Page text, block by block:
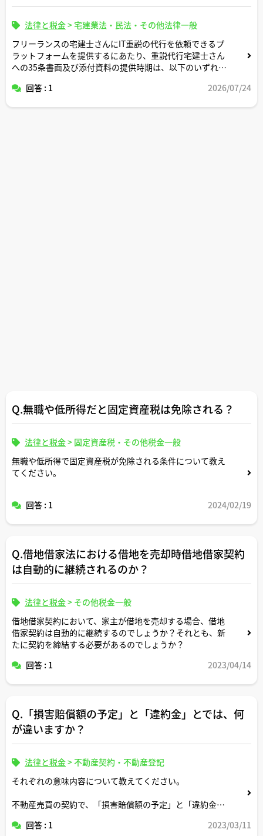
法律と税金>宅建業法・民法・その他法律一般
フリーランスの宅建士さんにIT重説の代行を依頼できるプ
ラットフォームを提供するにあたり、重説代行宅建士さん
への35条書面及び添付資料の提供時期は、以下のいずれの
いたします。
回答 : 1 2026/07/24
Q.無職や低所得だと固定資産税は免除される？
法律と税金> 固定資産税・その他税金一般
無職や低所得で固定資産税が免除される条件について教え
てください。
回答 : 1 2024/02/19
Q.借地借家法における借地を売却時借地借家契約
は自動的に継続されるのか？
法律と税金> その他税金一般
借地借家契約において、家主が借地を売却する場合、借地
借家契約は自動的に継続するのでしょうか？それとも、新
たに契約を締結する必要があるのでしょうか？
回答 : 1
2023/04/14
Q.「損害賠償額の予定」と「違約金」とでは、何
が違いますか？
法律と税金>不動産契約・不動産登記
それぞれの意味内容について教えてください。
不動産売買の契約で、「損害賠償額の予定」と「違約金」
回答 : 1 2023/03/11